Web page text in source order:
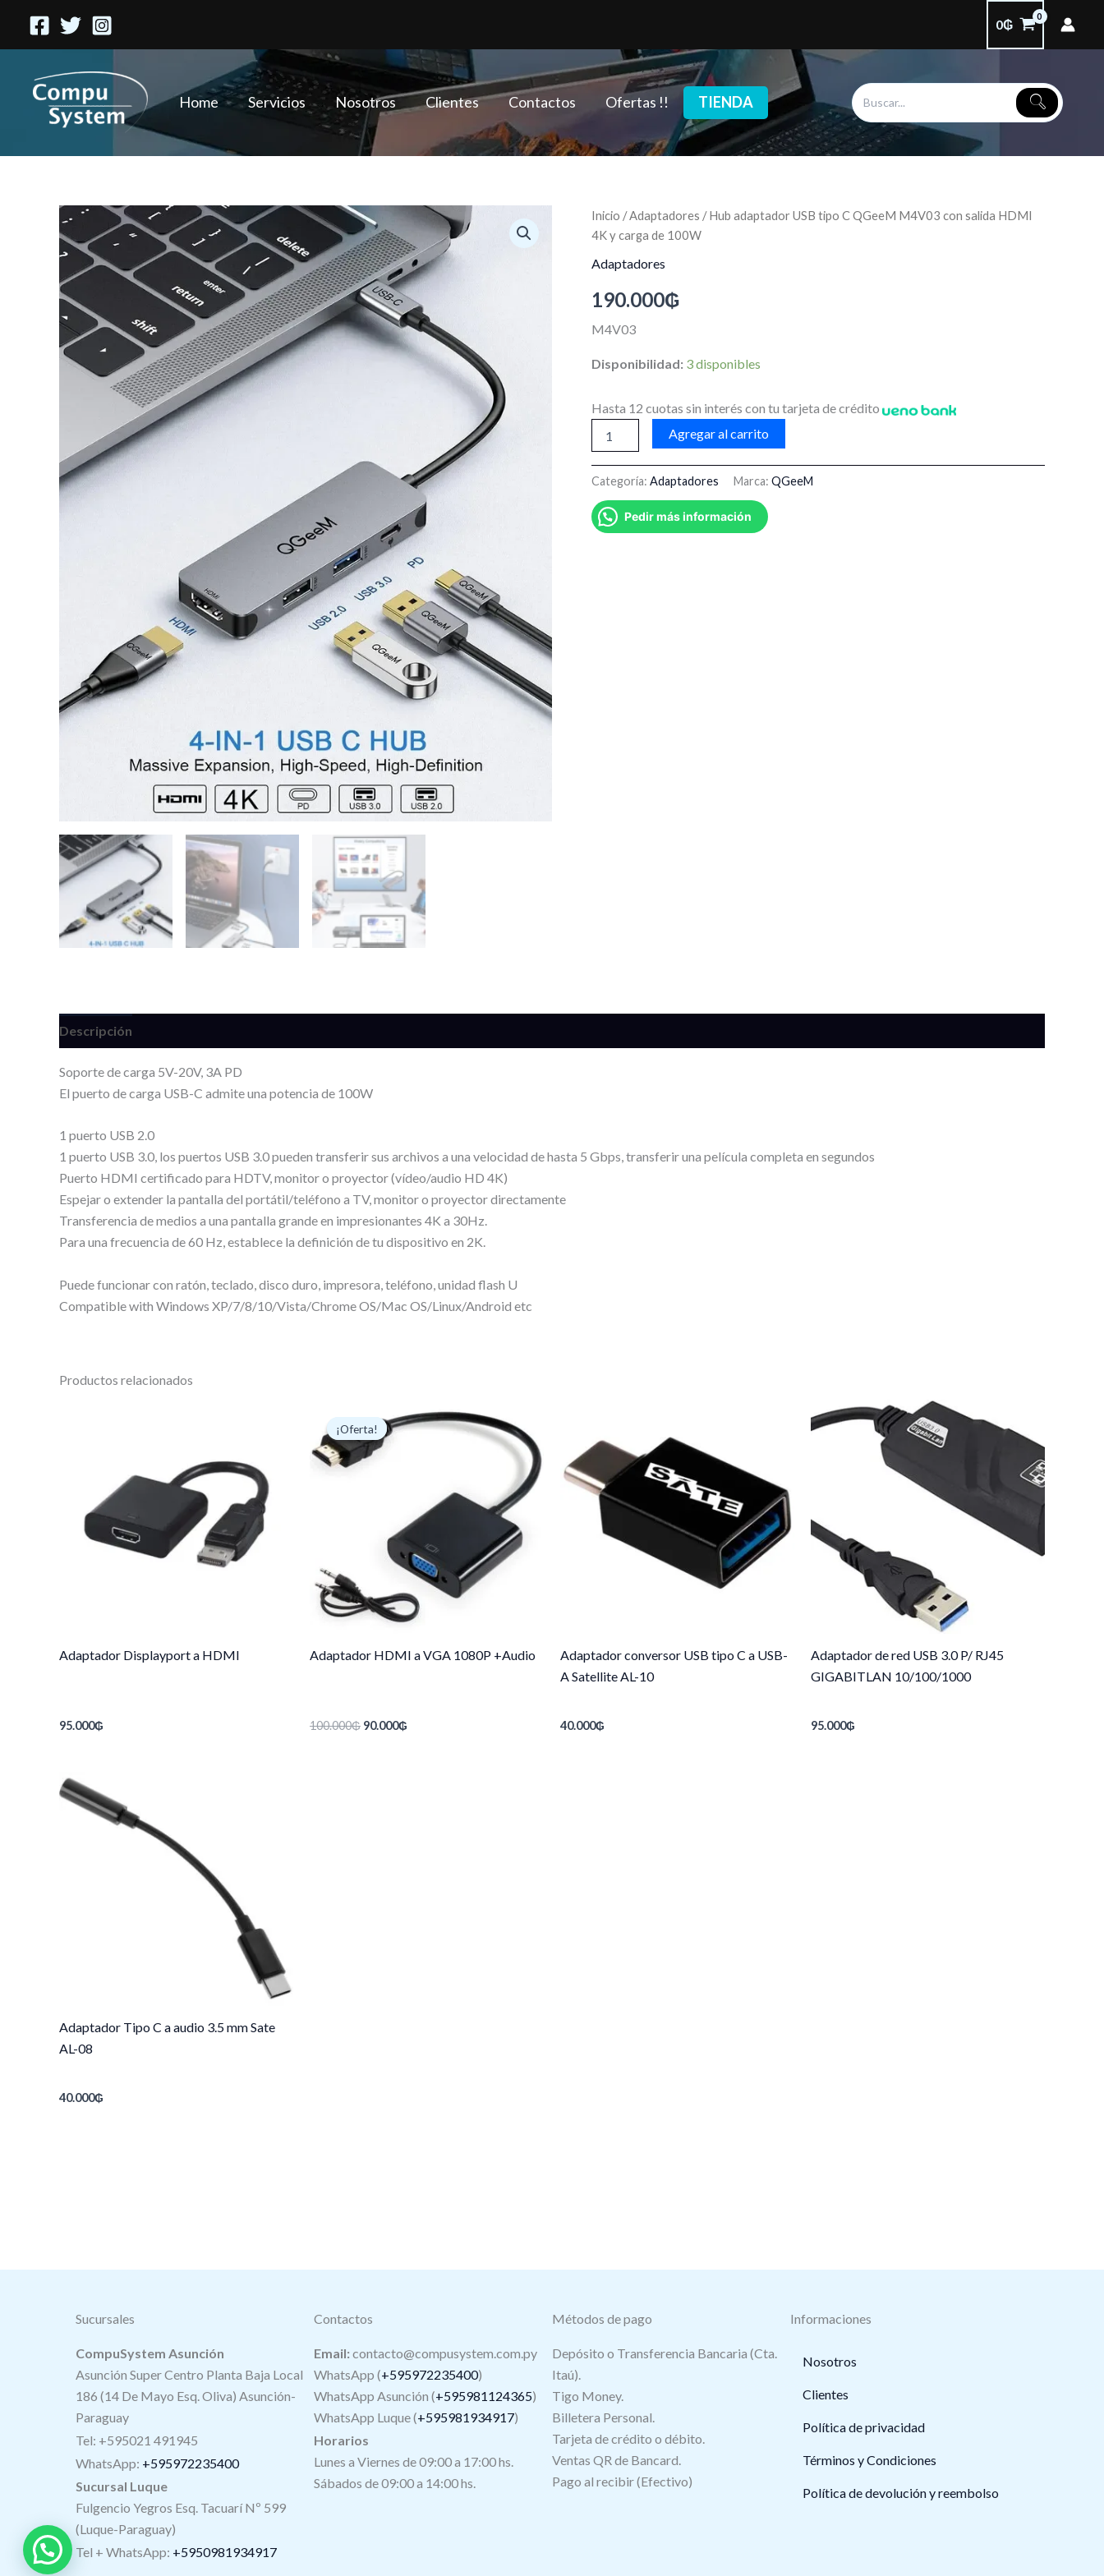
contenido
0₲
Home Servicios Nosotros Clientes Contactos Ofertas !! TIENDA
Inicio /Adaptadores / Hub adaptador USB tipo C QGeeM M4V03 con salida HDMI
4K y carga de 100W
Adaptadores
190.000₲
M4V03
Disponibilidad: 3 disponibles
Hasta 12 cuotas sin interés con tu tarjeta de crédito
Hub
adaptador
USB
tipo
QGeeM
M4V03
con
HDMI
carga
100W
Agregar al carrito
Categoría: Adaptadores Marca: QGeeM
Pedir más información
Descripción
Soporte de carga 5V-20V, 3A PD
El puerto de carga USB-C admite una potencia de 100W
1 puerto USB 2.0
1 puerto USB 3.0, los puertos USB 3.0 pueden transferir sus archivos a una velocidad de hasta 5 Gbps, transferir una película completa en segundos
Puerto HDMI certificado para HDTV, monitor o proyector (vídeo/audio HD 4K)
Espejar o extender la pantalla del portátil/teléfono a TV, monitor o proyector directamente
Transferencia de medios a una pantalla grande en impresionantes 4K a 30Hz.
Para una frecuencia de 60 Hz, establece la definición de tu dispositivo en 2K.
Puede funcionar con ratón, teclado, disco duro, impresora, teléfono, unidad flash U
Compatible with Windows XP/7/8/10/Vista/Chrome OS/Mac OS/Linux/Android etc
Productos relacionados
Adaptador Displayport a HDMI
95.000₲
¡Oferta!
¡Oferta!
Adaptador HDMI a VGA 1080P +Audio
100.000₲
precio
original
era:
90.000₲
precio
Adaptador conversor USB tipo C a USB-
A Satellite AL-10
40.000₲
Adaptador de red USB 3.0 P/ RJ45
GIGABITLAN 10/100/1000
95.000₲
Adaptador Tipo C a audio 3.5 mm Sate
AL-08
40.000₲
Sucursales Contactos Métodos de pago Informaciones
CompuSystem Asunción
Asunción Super Centro Planta Baja Local
186 (14 De Mayo Esq. Oliva) Asunción-
Paraguay
Tel: +595021 491945
WhatsApp: +595972235400
Sucursal Luque
Fulgencio Yegros Esq. Tacuarí Nº 599
(Luque-Paraguay)
Tel + WhatsApp: +5950981934917
Email: contacto@compusystem.com.py
WhatsApp (+595972235400)
WhatsApp Asunción (+595981124365)
WhatsApp Luque (+595981934917)
Horarios
Lunes a Viernes de 09:00 a 17:00 hs.
Sábados de 09:00 a 14:00 hs.
Depósito o Transferencia Bancaria (Cta.
Itaú).
Tigo Money.
Billetera Personal.
Tarjeta de crédito o débito.
Ventas QR de Bancard.
Pago al recibir (Efectivo)
Nosotros
Clientes
Política de privacidad
Términos y Condiciones
Política de devolución y reembolso